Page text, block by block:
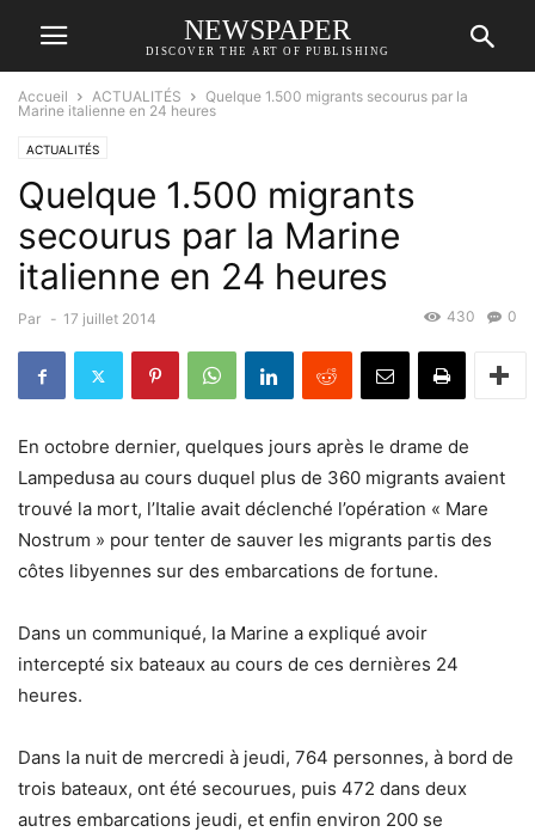
NEWSPAPER
DISCOVER THE ART OF PUBLISHING
Accueil ACTUALITÉS
Quelque 1.500 migrants secourus par la
Marine italienne en 24 heures
ACTUALITÉS
Quelque 1.500 migrants
secourus par la Marine
italienne en 24 heures
Par - 17 juillet 2014 0
430
En octobre dernier, quelques jours après le drame de
Lampedusa au cours duquel plus de 360 migrants avaient
trouvé la mort, l’Italie avait déclenché l’opération « Mare
Nostrum » pour tenter de sauver les migrants partis des
côtes libyennes sur des embarcations de fortune.
Dans un communiqué, la Marine a expliqué avoir
intercepté six bateaux au cours de ces dernières 24
heures.
Dans la nuit de mercredi à jeudi, 764 personnes, à bord de
trois bateaux, ont été secourues, puis 472 dans deux
autres embarcations jeudi, et enfin environ 200 se